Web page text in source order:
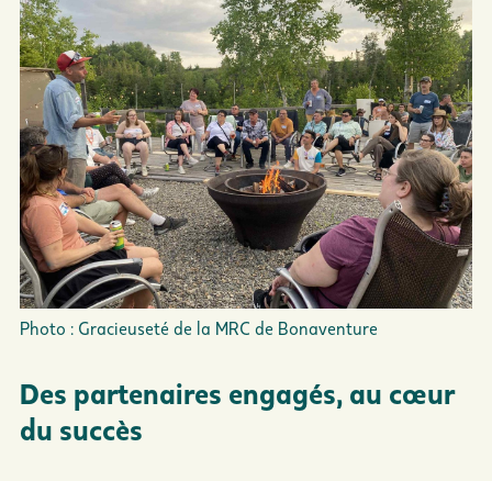
Photo : Gracieuseté de la MRC de Bonaventure
Des partenaires engagés, au cœur
du succès